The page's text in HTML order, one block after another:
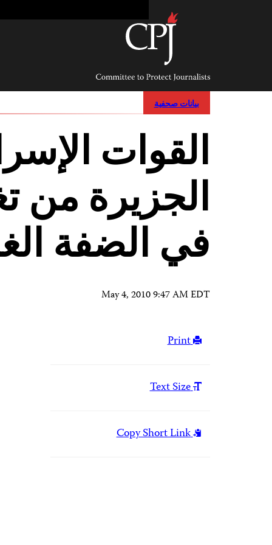
Committee
Protect
Journalists
بيانات صحفية
القوات
الجزيرة من
في الضفة
May 4, 2010 9:47 AM EDT
Print
Text Size
Copy Short Link